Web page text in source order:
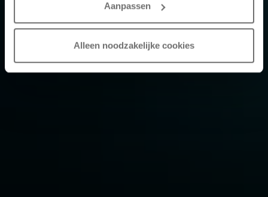
Aanpassen
Alleen noodzakelijke cookies